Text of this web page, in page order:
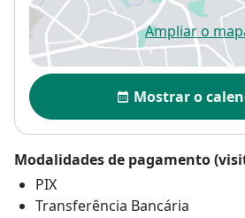
Ampliar oabre
Disponibilidade
Mostrar o
Modalidades de pagamento
PIX
Transferência Bancária